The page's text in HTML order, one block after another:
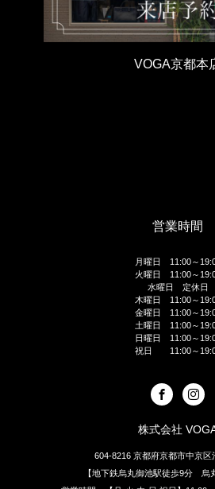
VOGA京都本
営業時間
月曜日 11:00～
火曜日 11:00～
水曜日 定休日
木曜日 11:00～
金曜日 11:00～
土曜日 11:00～
日曜日 11:00～
祝日 11:00～
株式会社
604-8216 京都府京都市中京区
【地下鉄烏丸御池駅徒歩9分 烏